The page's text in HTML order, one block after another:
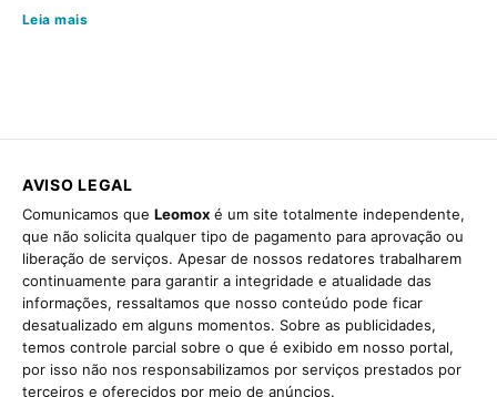
Leia mais
AVISO LEGAL
Comunicamos que Leomox é um site totalmente independente,
que não solicita qualquer tipo de pagamento para aprovação ou
liberação de serviços. Apesar de nossos redatores trabalharem
continuamente para garantir a integridade e atualidade das
informações, ressaltamos que nosso conteúdo pode ficar
desatualizado em alguns momentos. Sobre as publicidades,
temos controle parcial sobre o que é exibido em nosso portal,
por isso não nos responsabilizamos por serviços prestados por
terceiros e oferecidos por meio de anúncios.